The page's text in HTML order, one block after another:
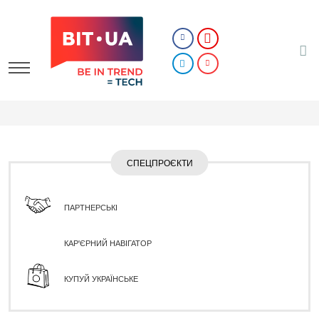
СПЕЦПРОЄКТИ
ПАРТНЕРСЬКІ
КАР'ЄРНИЙ НАВІГАТОР
КУПУЙ УКРАЇНСЬКЕ